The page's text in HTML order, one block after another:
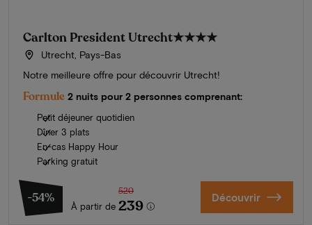
Carlton President Utrecht★★★★
Utrecht, Pays-Bas
Notre meilleure offre pour découvrir Utrecht!
Formule 2 nuits pour 2 personnes comprenant:
Petit déjeuner quotidien
Dîner 3 plats
En-cas Happy Hour
Parking gratuit
-54%
À partir de
520
239 Découvrir